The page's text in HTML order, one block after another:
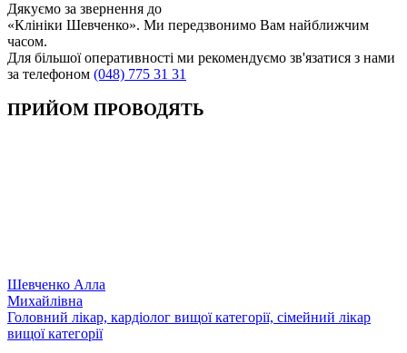
Дякуємо за звернення до
«Клініки Шевченко». Ми передзвонимо Вам найближчим
часом.
Для більшої оперативності ми рекомендуємо зв'язатися з нами
за телефоном (048) 775 31 31
ПРИЙОМ ПРОВОДЯТЬ
Шевченко Алла
Михайлівна
Головний лікар, кардіолог вищої категорії, сімейний лікар
вищої категорії